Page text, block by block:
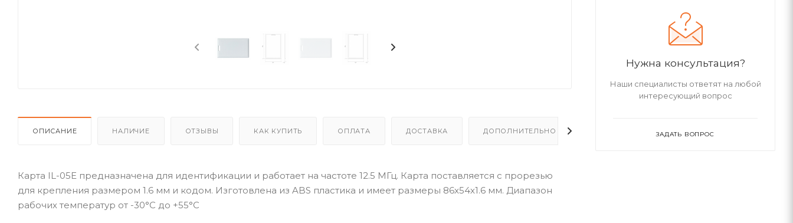
ОПИСАНИЕ НАЛИЧИЕ ОТЗЫВЫ КАК КУПИТЬ ОПЛАТА ДОСТАВКА ДОПОЛНИТЕЛЬНО
Карта IL-05E предназначена для идентификации и работает на частоте 12.5 МГц. Карта поставляется c прорезью
для крепления размером 1.6 мм и кодом. Изготовлена из ABS пластика и имеет размеры 86х54х1.6 мм. Диапазон
рабочих температур от -30°С до +55°С
Нужна консультация?
Наши специалисты ответят на любой
интересующий вопрос
ЗАДАТЬ ВОПРОС